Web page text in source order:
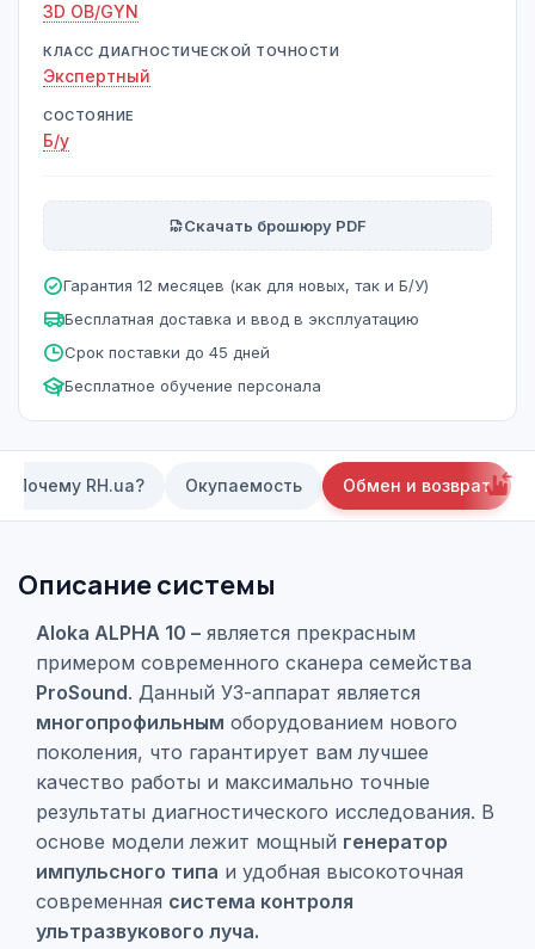
3D OB/GYN
КЛАСС ДИАГНОСТИЧЕСКОЙ ТОЧНОСТИ
Экспертный
СОСТОЯНИЕ
Б/у
Скачать брошюру PDF
Гарантия 12 месяцев (как для новых, так и Б/У)
Бесплатная доставка и ввод в эксплуатацию
Срок поставки до 45 дней
Бесплатное обучение персонала
Почему RH.ua? Окупаемость Обмен и возврат
Описание системы
Aloka ALPHA 10 – является прекрасным
примером современного сканера семейства
ProSound. Данный УЗ-аппарат является
многопрофильным оборудованием нового
поколения, что гарантирует вам лучшее
качество работы и максимально точные
результаты диагностического исследования. В
основе модели лежит мощный генератор
импульсного типа и удобная высокоточная
современная система контроля
ультразвукового луча.